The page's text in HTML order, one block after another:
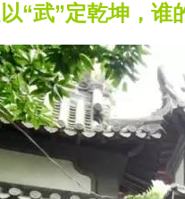
“武”定乾坤，